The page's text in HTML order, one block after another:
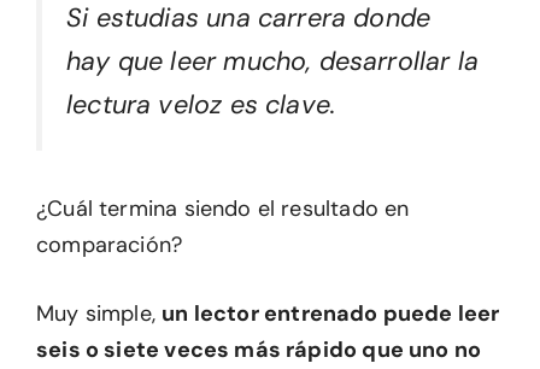
Si estudias una carrera donde
hay que leer mucho, desarrollar la
lectura veloz es clave.
¿Cuál termina siendo el resultado en
comparación?
Muy simple, un lector entrenado puede leer
seis o siete veces más rápido que uno no